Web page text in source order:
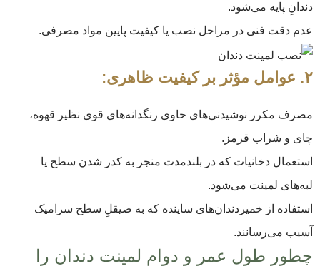
دندانِ پایه می‌شود.
عدم دقت فنی در مراحل نصب یا کیفیت پایین مواد مصرفی.
۲. عوامل مؤثر بر کیفیت ظاهری:
مصرف مکرر نوشیدنی‌های حاوی رنگدانه‌های قوی نظیر قهوه،
چای و شراب قرمز.
استعمال دخانیات که در بلندمدت منجر به کدر شدن سطح یا
لبه‌های لمینت می‌شود.
استفاده از خمیردندان‌های ساینده که به صیقلِ سطح سرامیک
آسیب می‌رسانند.
چطور طول عمر و دوام لمینت دندان را